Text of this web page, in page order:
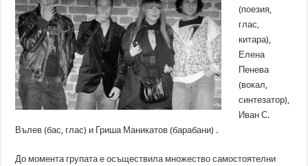
(поезия,
глас,
китара),
Елена
Пенева
(вокал,
синтезатор),
Иван С.
Вълев (бас, глас) и Гриша Маникатов (барабани) .
До момента групата е осъществила множество самостоятелни